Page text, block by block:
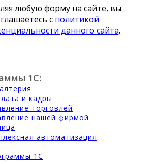
любую форму на сайте, вы
с политикой
данного сайта.
1С:
и кадры
торговлей
нашей фирмой
автоматизация
1С